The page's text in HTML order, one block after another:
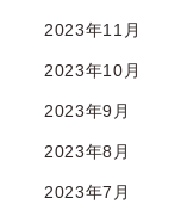
2023年11月
2023年10月
2023年9月
2023年8月
2023年7月